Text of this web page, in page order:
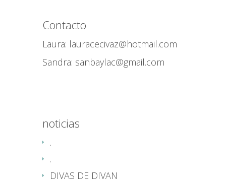
Contacto
Laura: lauracecivaz@hotmail.com
Sandra: sanbaylac@gmail.com
noticias
.
.
DIVAS DE DIVAN